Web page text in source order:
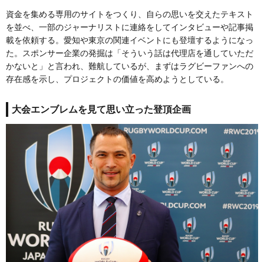
資金を集める専用のサイトをつくり、自らの思いを交えたテキスト
を並べ、一部のジャーナリストに連絡をしてインタビューや記事掲
載を依頼する。愛知や東京の関連イベントにも登壇するようになっ
た。スポンサー企業の発掘は「そういう話は代理店を通していただ
かないと」と言われ、難航しているが、まずはラグビーファンへの
存在感を示し、プロジェクトの価値を高めようとしている。
大会エンブレムを見て思い立った登頂企画